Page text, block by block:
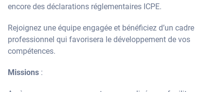
encore des déclarations réglementaires ICPE.
Rejoignez une équipe engagée et bénéficiez d’un cadre
professionnel qui favorisera le développement de vos
compétences.
Missions :